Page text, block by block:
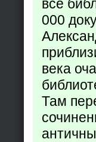
все
000
века
Там